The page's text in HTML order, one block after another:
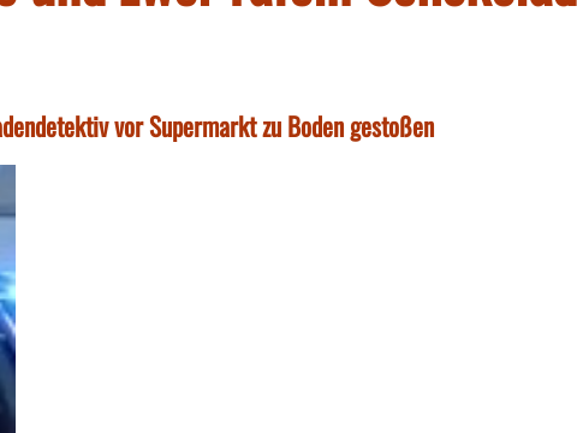
vor Supermarkt zu Boden gestoßen